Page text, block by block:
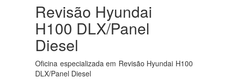
Revisão Hyundai
H100 DLX/Panel
Diesel
Oficina especializada em Revisão Hyundai H100
DLX/Panel Diesel